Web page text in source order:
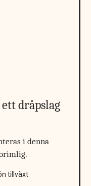
dråpslag
i denna
tillväxt